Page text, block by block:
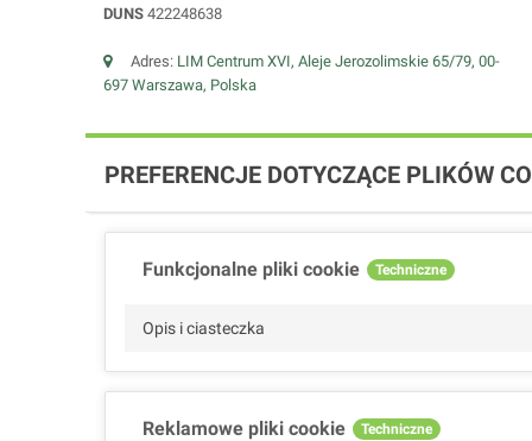
DUNS 422248638
Adres: LIM Centrum XVI, Aleje Jerozolimskie 65/79, 00-
697 Warszawa, Polska
PREFERENCJE DOTYCZĄCE PLIKÓW
Funkcjonalne pliki cookie Techniczne
Opis i ciasteczka
Reklamowe pliki cookie Techniczne